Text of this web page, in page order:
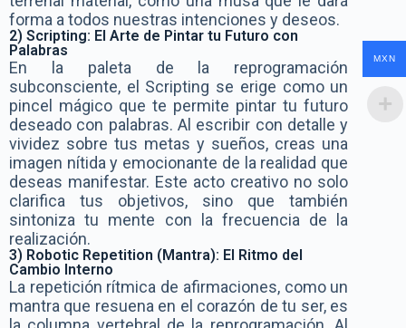
forma a todos nuestras intenciones y deseos.
2) Scripting: El Arte de Pintar tu Futuro con
Palabras
En la paleta de la reprogramación
subconsciente, el Scripting se erige como un
pincel mágico que te permite pintar tu futuro
deseado con palabras. Al escribir con detalle y
vividez sobre tus metas y sueños, creas una
imagen nítida y emocionante de la realidad que
deseas manifestar. Este acto creativo no solo
clarifica tus objetivos, sino que también
sintoniza tu mente con la frecuencia de la
realización.
3) Robotic Repetition (Mantra): El Ritmo del
Cambio Interno
La repetición rítmica de afirmaciones, como un
mantra que resuena en el corazón de tu ser, es
MXN